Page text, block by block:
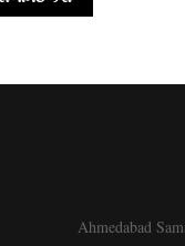
Ahmedabad